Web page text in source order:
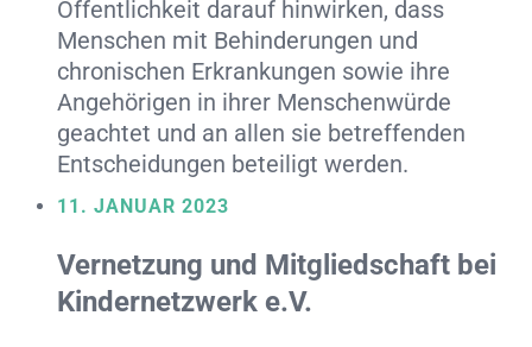
Öffentlichkeit darauf hinwirken, dass
Menschen mit Behinderungen und
chronischen Erkrankungen sowie ihre
Angehörigen in ihrer Menschenwürde
geachtet und an allen sie betreffenden
Entscheidungen beteiligt werden.
11. JANUAR 2023
Vernetzung und Mitgliedschaft bei
Kindernetzwerk e.V.